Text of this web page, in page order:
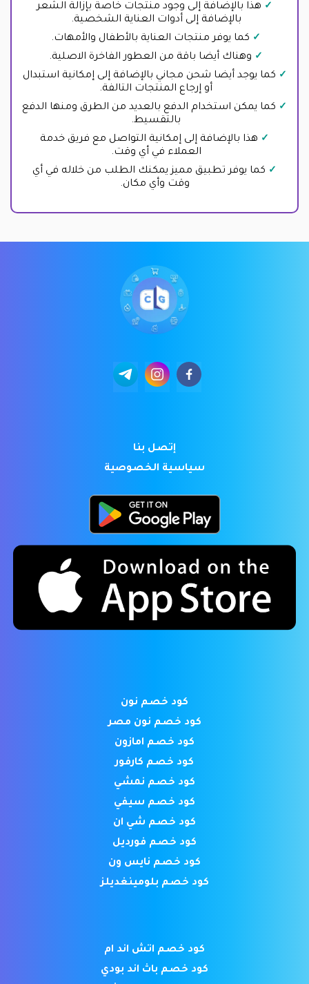
هذا بالإضافة إلى وجود منتجات خاصة بإزالة الشعر
بالإضافة إلى أدوات العناية الشخصية.
كما يوفر منتجات العناية بالأطفال والأمهات.
وهناك أيضا باقة من العطور الفاخرة الاصلية.
كما يوجد أيضا شحن مجاني بالإضافة إلى إمكانية استبدال
أو إرجاع المنتجات التالفة.
كما يمكن استخدام الدفع بالعديد من الطرق ومنها الدفع
بالتقسيط.
هذا بالإضافة إلى إمكانية التواصل مع فريق خدمة
العملاء في أي وقت.
كما يوفر تطبيق مميز يمكنك الطلب من خلاله في أي
وقت وأي مكان.
إتصل بنا
سياسية الخصوصية
كود خصم نون
كود خصم نون مصر
كود خصم امازون
كود خصم كارفور
كود خصم نمشي
كود خصم سيفي
كود خصم شي ان
كود خصم فورديل
كود خصم نايس ون
كود خصم بلومينغديلز
كود خصم اتش اند ام
كود خصم باث اند بودي